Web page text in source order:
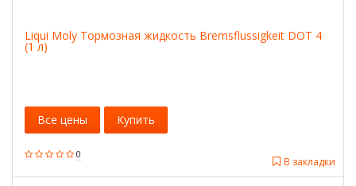
Liqui Moly Тормозная жидкость Bremsflussigkeit DOT 4
(1 л)
0
В закладки
Все цены Купить